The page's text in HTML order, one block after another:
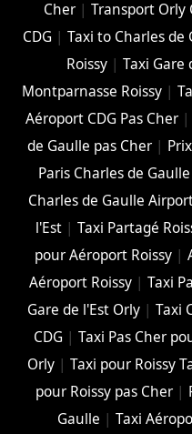
Cher |Transport Orly
CDG |Taxi to Charles de
Roissy| Taxi Gare
Montparnasse Roissy |
Aéroport CDG Pas Cher|
de Gaulle pas Cher|
Paris Charles de
Charles de Gaulle
l'Est |Taxi Partagé
pour Aéroport Roissy|
Aéroport Roissy| Taxi
Gare de l'Est Orly| Taxi
CDG |Taxi Pas Cher
Orly| Taxi pour Roissy
pour Roissy pas Cher |
Gaulle | Taxi